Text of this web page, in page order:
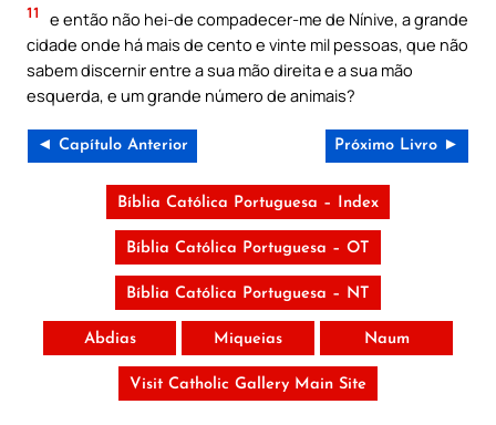
11
e então não hei-de compadecer-me de Nínive, a grande
cidade onde há mais de cento e vinte mil pessoas, que não
sabem discernir entre a sua mão direita e a sua mão
esquerda, e um grande número de animais?
◄ Capítulo Anterior Próximo Livro ►
Bíblia Católica Portuguesa – Index
Bíblia Católica Portuguesa – OT
Bíblia Católica Portuguesa – NT
Abdias Miqueias Naum
Visit Catholic Gallery Main Site